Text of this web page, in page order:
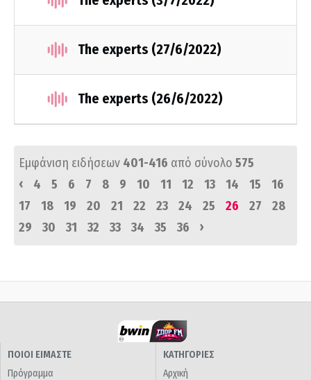
The experts (27/6/2022)
The experts (26/6/2022)
Εμφάνιση ειδήσεων 401-416 από σύνολο 575
‹
4 5 6 7 8 9 10 11 12 13 14 15
16
17
18 19 20 21 22 23 24 25 26 27
28
29
30 31 32 33 34 35 36 ›
ΠΟΙΟΙ ΕΙΜΑΣΤΕ
Πρόγραμμα
ΚΑΤΗΓΟΡΙΕΣ
Αρχική